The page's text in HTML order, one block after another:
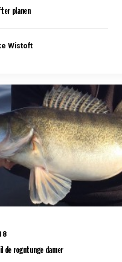
planen
Wistoft
de rogntunge damer